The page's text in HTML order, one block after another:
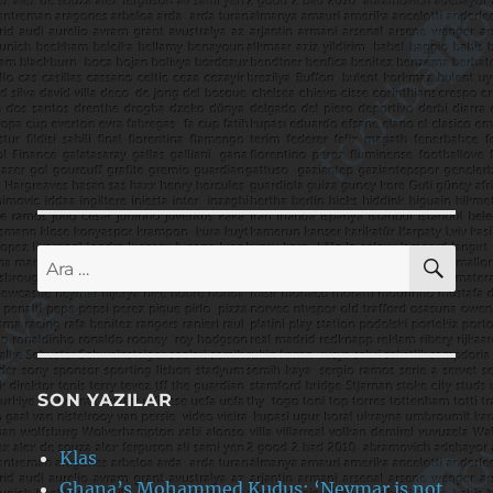
Ara:
SON YAZILAR
Klas
Ghana’s Mohammed Kudus: ‘Neymar is not